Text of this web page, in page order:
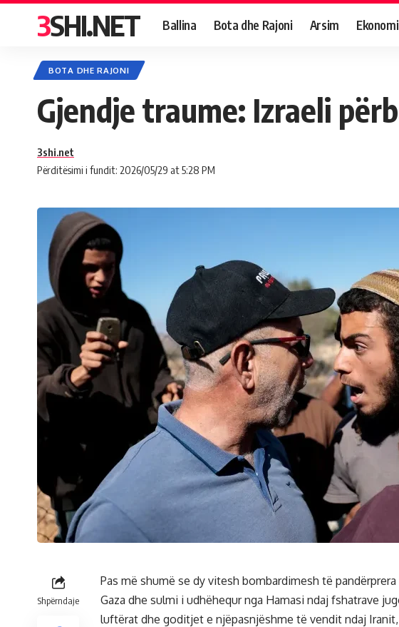
3SHI.NET Ballina Bota dhe Rajoni Arsim Ekonomi
BOTA DHE RAJONI
Gjendje traume: Izraeli
Përditësimi i fundit: 2026/05/29 at 5:28 PM
3shi.net
Shpërndaje
Pas më shumë se dy vitesh bombardimesh të
Gaza dhe sulmi i udhëhequr nga Hamasi ndaj fshatrave
luftërat dhe goditjet e njëpasnjëshme të vendit ndaj